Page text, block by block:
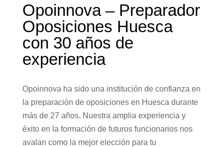
Opoinnova – Preparador
Oposiciones Huesca
con 30 años de
experiencia
Opoinnova ha sido una institución de confianza en
la preparación de oposiciones en Huesca durante
más de 27 años. Nuestra amplia experiencia y
éxito en la formación de futuros funcionarios nos
avalan como la mejor elección para tu